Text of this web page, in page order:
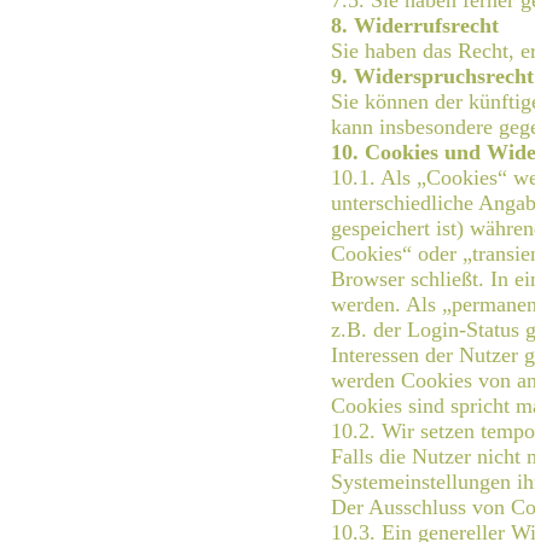
8. Widerrufsrecht
Sie haben das
9. Widerspruchsrecht
Sie können der
kann insbesondere
10. Cookies und
10.1. Als „Cookies“
unterschiedliche
gespeichert ist)
Cookies“ oder
Browser schließt. In
werden. Als
z.B. der Login-Status
Interessen der Nutzer
werden Cookies von
Cookies sind spricht
10.2. Wir setzen
Falls die Nutzer nicht
Systemeinstellungen
Der Ausschluss von
10.3. Ein genereller